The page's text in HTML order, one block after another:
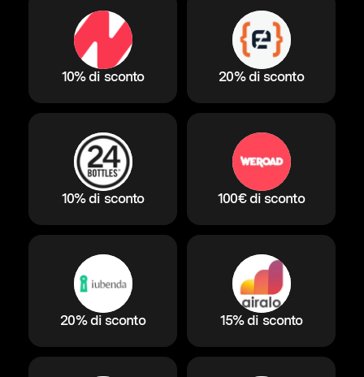
10% di sconto 20% di sconto
10% di sconto 100€ di sconto
20% di sconto 15% di sconto